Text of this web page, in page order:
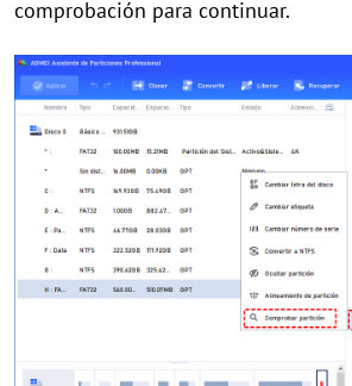
comprobación para continuar.